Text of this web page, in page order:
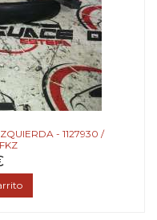
- 1127930 /